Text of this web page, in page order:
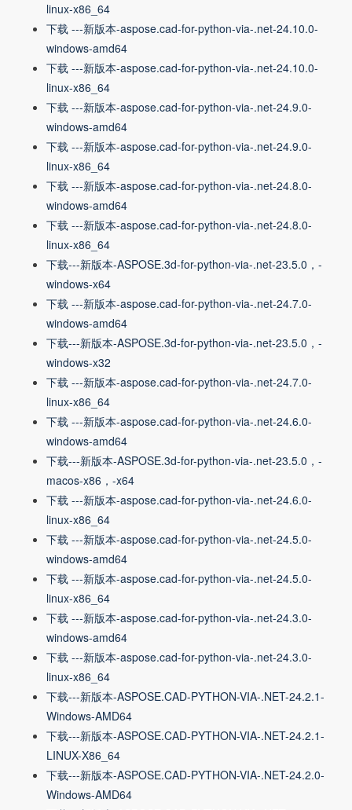
linux-x86_64
下载 ---新版本-aspose.cad-for-python-via-.net-24.10.0-
windows-amd64
下载 ---新版本-aspose.cad-for-python-via-.net-24.10.0-
linux-x86_64
下载 ---新版本-aspose.cad-for-python-via-.net-24.9.0-
windows-amd64
下载 ---新版本-aspose.cad-for-python-via-.net-24.9.0-
linux-x86_64
下载 ---新版本-aspose.cad-for-python-via-.net-24.8.0-
windows-amd64
下载 ---新版本-aspose.cad-for-python-via-.net-24.8.0-
linux-x86_64
下载---新版本-ASPOSE.3d-for-python-via-.net-23.5.0，-
windows-x64
下载 ---新版本-aspose.cad-for-python-via-.net-24.7.0-
windows-amd64
下载---新版本-ASPOSE.3d-for-python-via-.net-23.5.0，-
windows-x32
下载 ---新版本-aspose.cad-for-python-via-.net-24.7.0-
linux-x86_64
下载 ---新版本-aspose.cad-for-python-via-.net-24.6.0-
windows-amd64
下载---新版本-ASPOSE.3d-for-python-via-.net-23.5.0，-
macos-x86，-x64
下载 ---新版本-aspose.cad-for-python-via-.net-24.6.0-
linux-x86_64
下载 ---新版本-aspose.cad-for-python-via-.net-24.5.0-
windows-amd64
下载 ---新版本-aspose.cad-for-python-via-.net-24.5.0-
linux-x86_64
下载 ---新版本-aspose.cad-for-python-via-.net-24.3.0-
windows-amd64
下载 ---新版本-aspose.cad-for-python-via-.net-24.3.0-
linux-x86_64
下载---新版本-ASPOSE.CAD-PYTHON-VIA-.NET-24.2.1-
Windows-AMD64
下载---新版本-ASPOSE.CAD-PYTHON-VIA-.NET-24.2.1-
LINUX-X86_64
下载---新版本-ASPOSE.CAD-PYTHON-VIA-.NET-24.2.0-
Windows-AMD64